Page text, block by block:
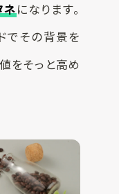
ネになります。
でその背景を
をそっと高め